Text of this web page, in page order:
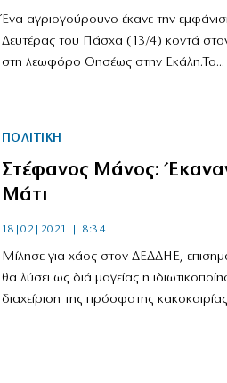
Ένα αγριογούρουνο έκανε την
Δευτέρας του Πάσχα (13/4) κοντά
στη λεωφόρο Θησέως στην Εκάλη.Το...
ΠΟΛΙΤΙΚΗ
Στέφανος Μάνος:
Μάτι
18|02|2021 | 8:34
Μίλησε για χάος στον ΔΕΔΔΗΕ,
θα λύσει ως διά μαγείας η
διαχείριση της πρόσφατης